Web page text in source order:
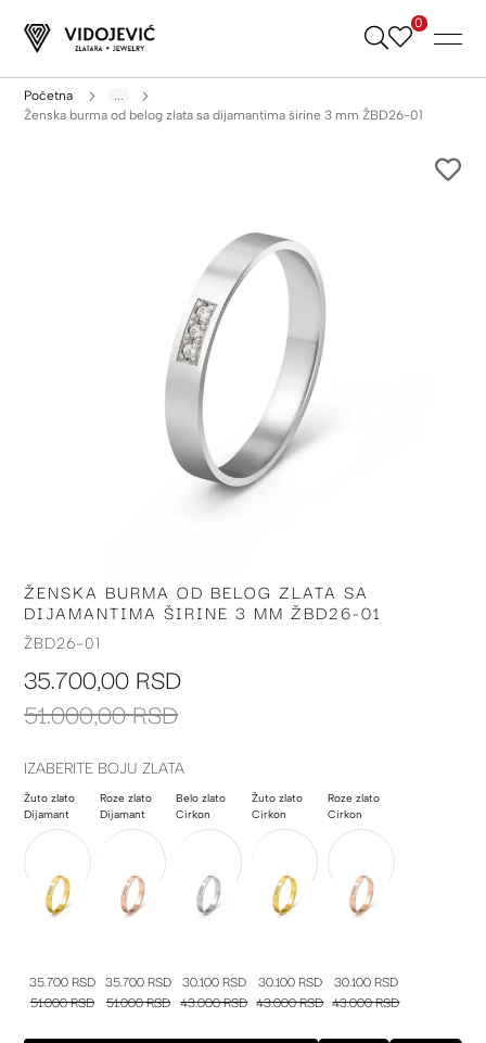
Skip
0
Početna
...
Ženska burma od belog zlata sa dijamantima širine 3 mm ŽBD26-01
Skip
to
the
of
images
ŽENSKA BURMA OD BELOG ZLATA SA
DIJAMANTIMA ŠIRINE 3 MM ŽBD26-01
ŽBD26-01
35.700,00 RSD
51.000,00 RSD
IZABERITE BOJU ZLATA
Žuto zlato
Dijamant
35.700 RSD
51.000 RSD
Roze zlato
Dijamant
35.700 RSD
51.000 RSD
Belo zlato
Cirkon
30.100 RSD
43.000 RSD
Žuto zlato
Cirkon
30.100 RSD
43.000 RSD
Roze zlato
Cirkon
30.100 RSD
43.000 RSD